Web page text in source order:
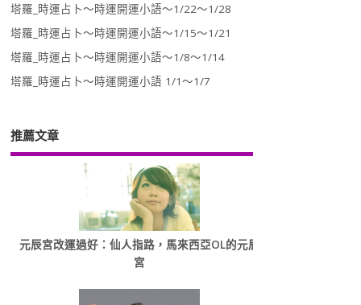
塔羅_時運占卜～時運開運小語～1/22～1/28
塔羅_時運占卜～時運開運小語～1/15～1/21
塔羅_時運占卜～時運開運小語～1/8～1/14
塔羅_時運占卜～時運開運小語 1/1～1/7
推薦文章
元辰宮改運過好：仙人指路，馬來西亞OL的元辰
宮